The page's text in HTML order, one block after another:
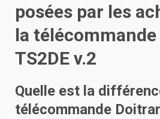
posées par les
la
TS2DE v.2
Quelle est la
télécommande